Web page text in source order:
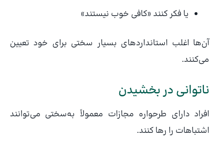
یا فکر کنند «کافی خوب نیستند»
آن‌ها اغلب استانداردهای بسیار سختی برای خود تعیین
می‌کنند.
ناتوانی در بخشیدن
افراد دارای طرحواره مجازات معمولاً به‌سختی می‌توانند
اشتباهات را رها کنند.